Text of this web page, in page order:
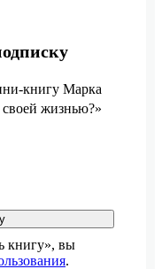
книгу Марка
жизнью?»
книгу», вы
.